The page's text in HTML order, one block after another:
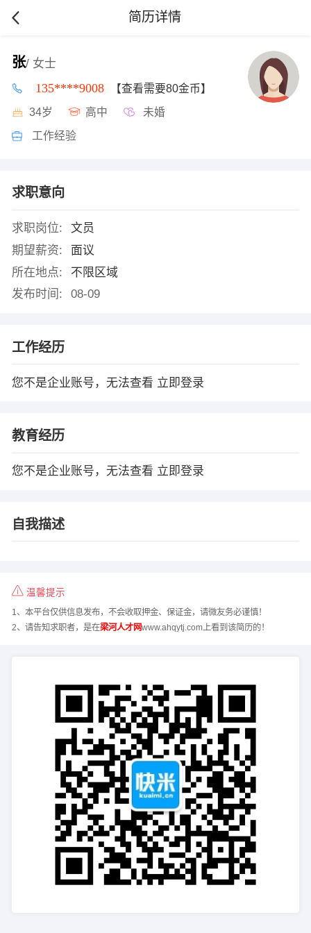
简历详情
张/ 女士
135****9008 【查看需要80金币】
34岁 高中 未婚
工作经验
求职意向
求职岗位:
文员
期望薪资:
面议
所在地点:
不限区域
发布时间:
08-09
工作经历
您不是企业账号，无法查看 立即登录
教育经历
您不是企业账号，无法查看 立即登录
自我描述
温馨提示
1、本平台仅供信息发布，不会收取押金、保证金，请微友务必谨慎！
2、请告知求职者，是在梁河人才网www.ahqytj.com上看到该简历的！